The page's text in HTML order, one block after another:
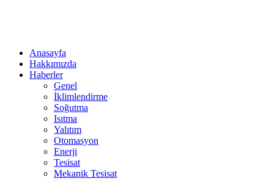
Anasayfa
Hakkımızda
Haberler
Genel
İklimlendirme
Soğutma
Isıtma
Yalıtım
Otomasyon
Enerji
Tesisat
Mekanik Tesisat